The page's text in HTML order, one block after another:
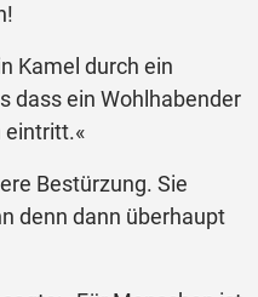
Kamel durch ein
dass ein Wohlhabender
eintritt.«
Bestürzung. Sie
denn dann überhaupt